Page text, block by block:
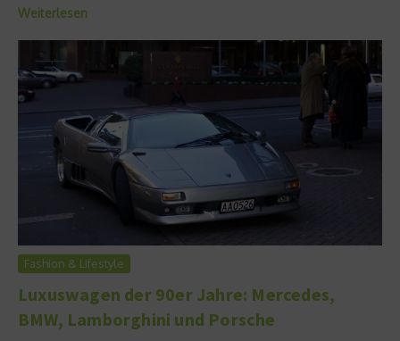
Weiterlesen
Fashion & Lifestyle
Luxuswagen der 90er Jahre: Mercedes,
BMW, Lamborghini und Porsche